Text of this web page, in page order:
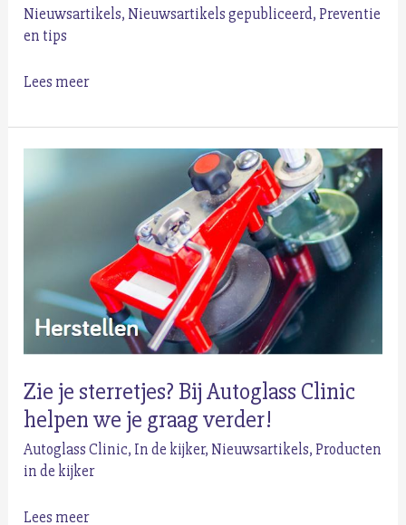
Nieuwsartikels, Nieuwsartikels gepubliceerd, Preventie
en tips
IBAN-
in
strijd
factuurfraude
Lees meer
Zie je sterretjes? Bij Autoglass Clinic
helpen we je graag verder!
Autoglass Clinic, In de kijker, Nieuwsartikels, Producten
in de kijker
Zie
Lees meer